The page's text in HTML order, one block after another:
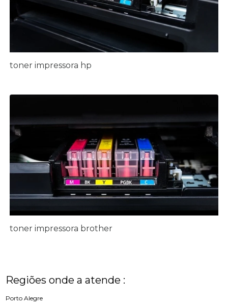
toner impressora hp
toner impressora brother
Regiões onde a atende :
Porto Alegre